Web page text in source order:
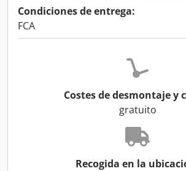
Condiciones de entrega:
FCA
Costes de desmontaje y
gratuito
Recogida en la